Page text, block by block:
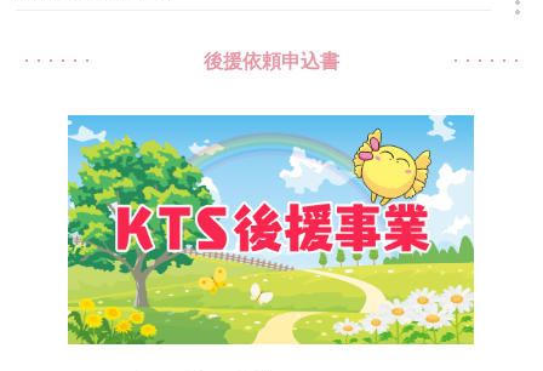
文化庁100年フード認定記念つけあげアレンジレシピコンテスト
問合せ：0996-32-2049
2026年7月1日～2027年3月31日
鹿児島キッズプログラミングコンテスト
場所：表彰式会場：鹿児島大学
問合せ：099－203－0408
2026年7月1日～2026年8月31日（応募期間）
まもろう動物の命 絵画コンクール2026
場所：第一生命保険株式会社鹿児島支社
後援依頼申込書